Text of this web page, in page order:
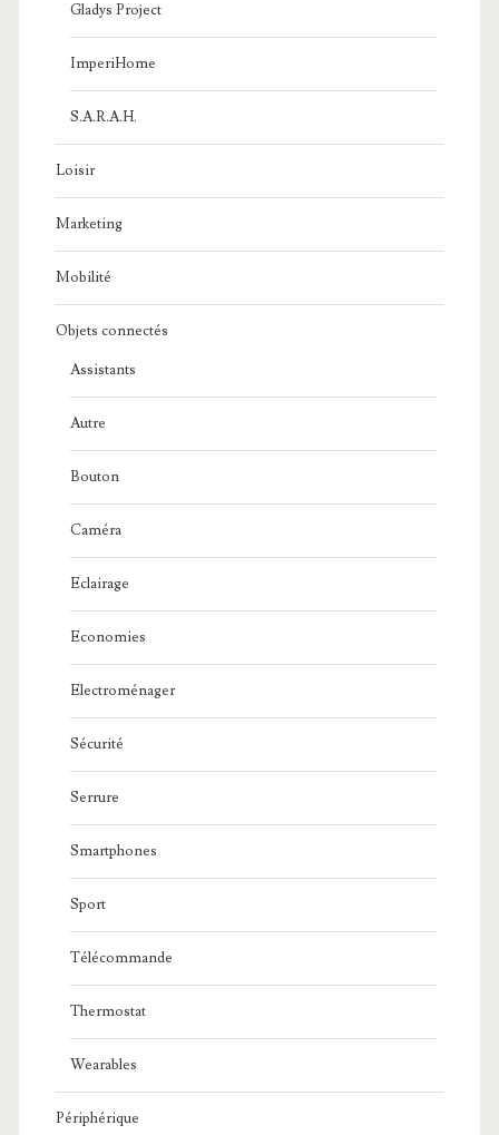
Gladys Project
ImperiHome
S.A.R.A.H.
Loisir
Marketing
Mobilité
Objets connectés
Assistants
Autre
Bouton
Caméra
Eclairage
Economies
Electroménager
Sécurité
Serrure
Smartphones
Sport
Télécommande
Thermostat
Wearables
Périphérique